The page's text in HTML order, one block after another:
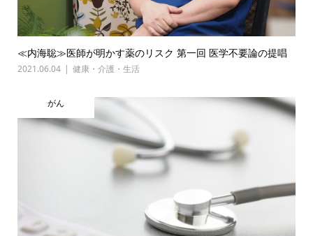
≪内海聡≫医師が明かす薬のリスク 第一回 医学不要論の提唱
2021.06.04 健康・介護・生活
がん